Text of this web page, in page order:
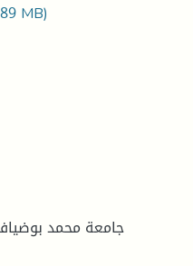
MB)
جامعة محمد بوضياف